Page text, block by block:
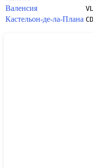
Валенсия
Кастельон-де-ла-Плана